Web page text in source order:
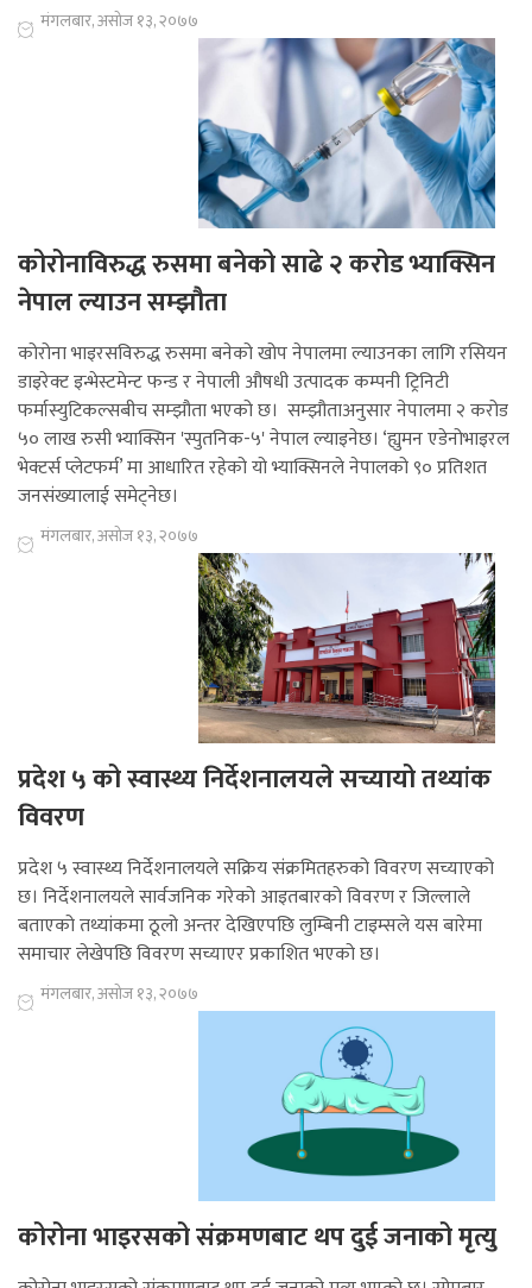
मंगलबार, असोज १३, २०७७
कोरोनाविरुद्ध रुसमा बनेको साढे २ करोड भ्याक्सिन
नेपाल ल्याउन सम्झौता
कोरोना भाइरसविरुद्ध रुसमा बनेको खोप नेपालमा ल्याउनका लागि रसियन
डाइरेक्ट इन्भेस्टमेन्ट फन्ड र नेपाली औषधी उत्पादक कम्पनी ट्रिनिटी
फर्मास्युटिकल्सबीच सम्झौता भएको छ। सम्झौताअनुसार नेपालमा २ करोड
५० लाख रुसी भ्याक्सिन 'स्पुतनिक-५' नेपाल ल्याइनेछ। ‘ह्युमन एडेनोभाइरल
भेक्टर्स प्लेटफर्म’ मा आधारित रहेको यो भ्याक्सिनले नेपालको ९० प्रतिशत
जनसंख्यालाई समेट्नेछ।
मंगलबार, असोज १३, २०७७
प्रदेश ५ को स्वास्थ्य निर्देशनालयले सच्यायो तथ्यांक
विवरण
प्रदेश ५ स्वास्थ्य निर्देशनालयले सक्रिय संक्रमितहरुको विवरण सच्याएको
छ। निर्देशनालयले सार्वजनिक गरेको आइतबारको विवरण र जिल्लाले
बताएको तथ्यांकमा ठूलो अन्तर देखिएपछि लुम्बिनी टाइम्सले यस बारेमा
समाचार लेखेपछि विवरण सच्याएर प्रकाशित भएको छ।
मंगलबार, असोज १३, २०७७
कोरोना भाइरसको संक्रमणबाट थप दुई जनाको मृत्यु